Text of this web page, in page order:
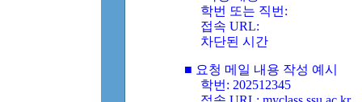
학번 또는 직번:
접속 URL:
차단된 시간
■ 요청 메일 내용 작성 예시
학번: 202512345